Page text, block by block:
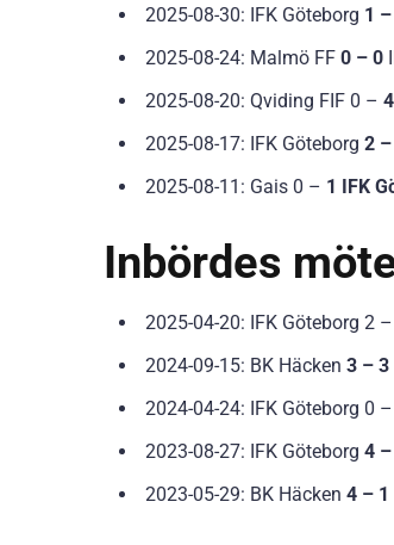
2025-08-30: IFK Göteborg 1
2025-08-24: Malmö FF 0 – 0
2025-08-20: Qviding FIF 0 –
2025-08-17: IFK Göteborg 2 –
2025-08-11: Gais 0 – 1 IFK
Inbördes
2025-04-20: IFK Göteborg 2 –
2024-09-15: BK Häcken 3 – 3
2024-04-24: IFK Göteborg 0 –
2023-08-27: IFK Göteborg 4
2023-05-29: BK Häcken 4 – 1